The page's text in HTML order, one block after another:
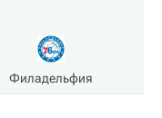
Филадельфия